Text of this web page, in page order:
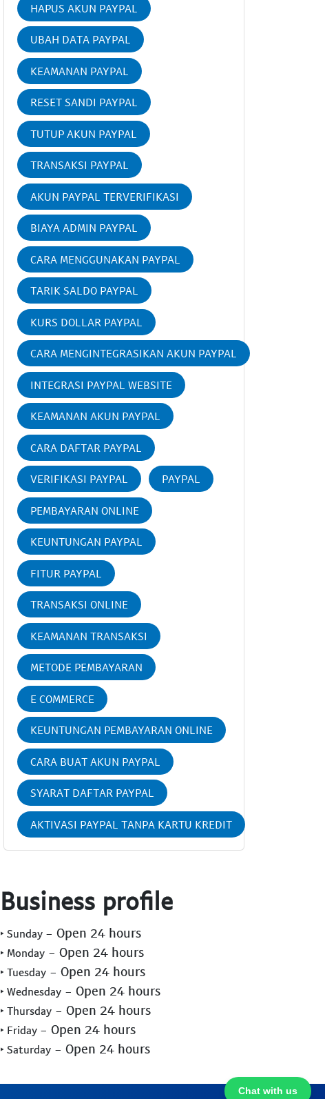
HAPUS AKUN PAYPAL
UBAH DATA PAYPAL
KEAMANAN PAYPAL
RESET SANDI PAYPAL
TUTUP AKUN PAYPAL
TRANSAKSI PAYPAL
AKUN PAYPAL TERVERIFIKASI
BIAYA ADMIN PAYPAL
CARA MENGGUNAKAN PAYPAL
TARIK SALDO PAYPAL
KURS DOLLAR PAYPAL
CARA MENGINTEGRASIKAN AKUN PAYPAL
INTEGRASI PAYPAL WEBSITE
KEAMANAN AKUN PAYPAL
CARA DAFTAR PAYPAL
VERIFIKASI PAYPAL PAYPAL
PEMBAYARAN ONLINE
KEUNTUNGAN PAYPAL
FITUR PAYPAL
TRANSAKSI ONLINE
KEAMANAN TRANSAKSI
METODE PEMBAYARAN
E COMMERCE
KEUNTUNGAN PEMBAYARAN ONLINE
CARA BUAT AKUN PAYPAL
SYARAT DAFTAR PAYPAL
AKTIVASI PAYPAL TANPA KARTU KREDIT
Chat with us
Business profile
‣ Sunday - Open 24 hours
‣ Monday - Open 24 hours
‣ Tuesday - Open 24 hours
‣ Wednesday - Open 24 hours
‣ Thursday - Open 24 hours
‣ Friday - Open 24 hours
‣ Saturday - Open 24 hours